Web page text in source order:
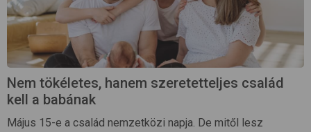
Nem tökéletes, hanem szeretetteljes család
kell a babának
Május 15-e a család nemzetközi napja. De mitől lesz